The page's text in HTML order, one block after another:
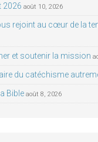
2026 août 10, 2026
rejoint au cœur de la
et soutenir la mission
du catéchisme
Bible août 8, 2026